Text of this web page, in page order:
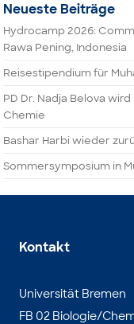
Neueste Beiträge
Hydrocamp 2026:
Rawa Pening, Indonesia
Reisestipendium für
PD Dr. Nadja Belova
Chemie
Bashar Harbi wieder
Sommersymposium in
Kontakt
Universität Bremen
FB 02 Biologie/